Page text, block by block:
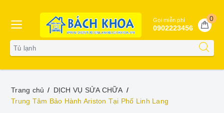
0
Gọi miễn phí
0902223456
Trang chủ
DỊCH VỤ SỬA CHỮA
Trung Tâm Bảo Hành Ariston Tại Phố Linh Lang